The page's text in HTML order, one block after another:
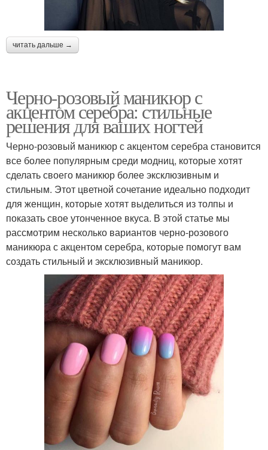
читать дальше →
Черно-розовый маникюр с
акцентом серебра: стильные
решения для ваших ногтей
Черно-розовый маникюр с акцентом серебра становится
все более популярным среди модниц, которые хотят
сделать своего маникюр более эксклюзивным и
стильным. Этот цветной сочетание идеально подходит
для женщин, которые хотят выделиться из толпы и
показать свое утонченное вкуса. В этой статье мы
рассмотрим несколько вариантов черно-розового
маникюра с акцентом серебра, которые помогут вам
создать стильный и эксклюзивный маникюр.